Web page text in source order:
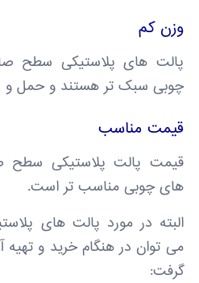
وزن کم
پالت های پلاستیکی سطح
چوبی سبک تر هستند و حمل و
قیمت مناسب
قیمت پالت پلاستیکی سطح
های چوبی مناسب تر است.
البته در مورد پالت های
می توان در هنگام خرید و تهیه
گرفت: